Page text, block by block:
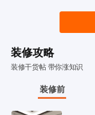
装修攻略
装修干货帖 带你涨知识
装修前